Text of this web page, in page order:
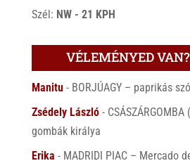
Szél: NW - 21 KPH
VÉLEMÉNYED
Manitu- BORJÚAGY – paprikás
Zsédely László-
gombák királya
Erika - MADRIDI PIAC – Mercado